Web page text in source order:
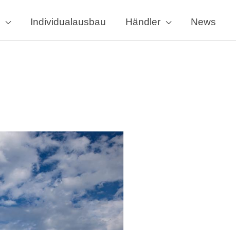
Individualausbau Händler News